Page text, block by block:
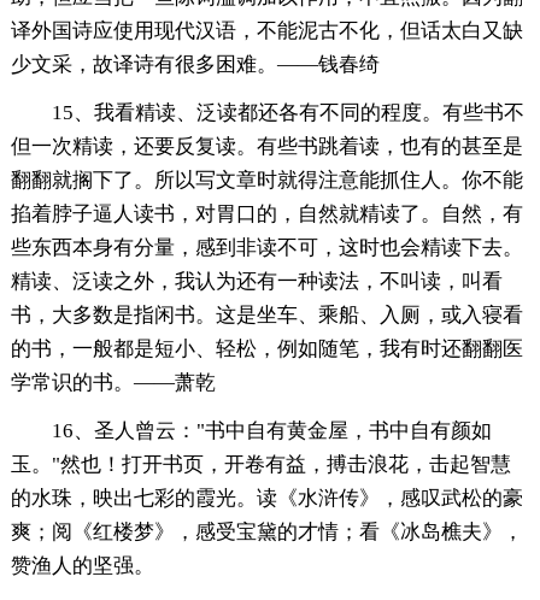
译外国诗应使用现代汉语，不能泥古不化，但话太白又缺
少文采，故译诗有很多困难。——钱春绮
15、我看精读、泛读都还各有不同的程度。有些书不
但一次精读，还要反复读。有些书跳着读，也有的甚至是
翻翻就搁下了。所以写文章时就得注意能抓住人。你不能
掐着脖子逼人读书，对胃口的，自然就精读了。自然，有
些东西本身有分量，感到非读不可，这时也会精读下去。
精读、泛读之外，我认为还有一种读法，不叫读，叫看
书，大多数是指闲书。这是坐车、乘船、入厕，或入寝看
的书，一般都是短小、轻松，例如随笔，我有时还翻翻医
学常识的书。——萧乾
16、圣人曾云："书中自有黄金屋，书中自有颜如
玉。"然也！打开书页，开卷有益，搏击浪花，击起智慧
的水珠，映出七彩的霞光。读《水浒传》，感叹武松的豪
爽；阅《红楼梦》，感受宝黛的才情；看《冰岛樵夫》，
赞渔人的坚强。